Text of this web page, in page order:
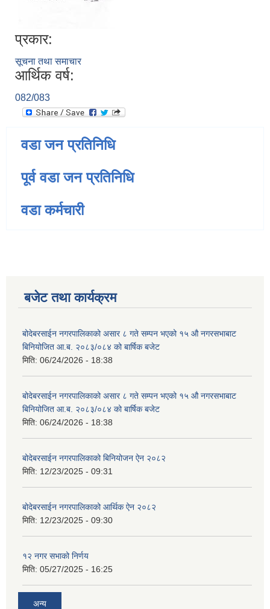
प्रकार:
सूचना तथा समाचार
आर्थिक वर्ष:
082/083
वडा जन प्रतिनिधि
पूर्व वडा जन प्रतिनिधि
वडा कर्मचारी
बजेट तथा कार्यक्रम
बोदेबरसाईन नगरपालिकाको असार ८ गते सम्पन भएको १५ ‍‍‍औ नगरसभाबाट
बिनियोजित आ.ब. २०८३/०८४ को बार्षिक बजेट
मिति: 06/24/2026 - 18:38
बोदेबरसाईन नगरपालिकाको असार ८ गते सम्पन भएको १५ ‍‍‍औ नगरसभाबाट
बिनियोजित आ.ब. २०८३/०८४ को बार्षिक बजेट
मिति: 06/24/2026 - 18:38
बोदेबरसाईन नगरपालिकाको बिनियोजन ऐन २०८२
मिति: 12/23/2025 - 09:31
बोदेबरसाईन नगरपालिकाको आर्थिक ऐन २०८२
मिति: 12/23/2025 - 09:30
१२ नगर सभाको निर्णय
मिति: 05/27/2025 - 16:25
अन्य